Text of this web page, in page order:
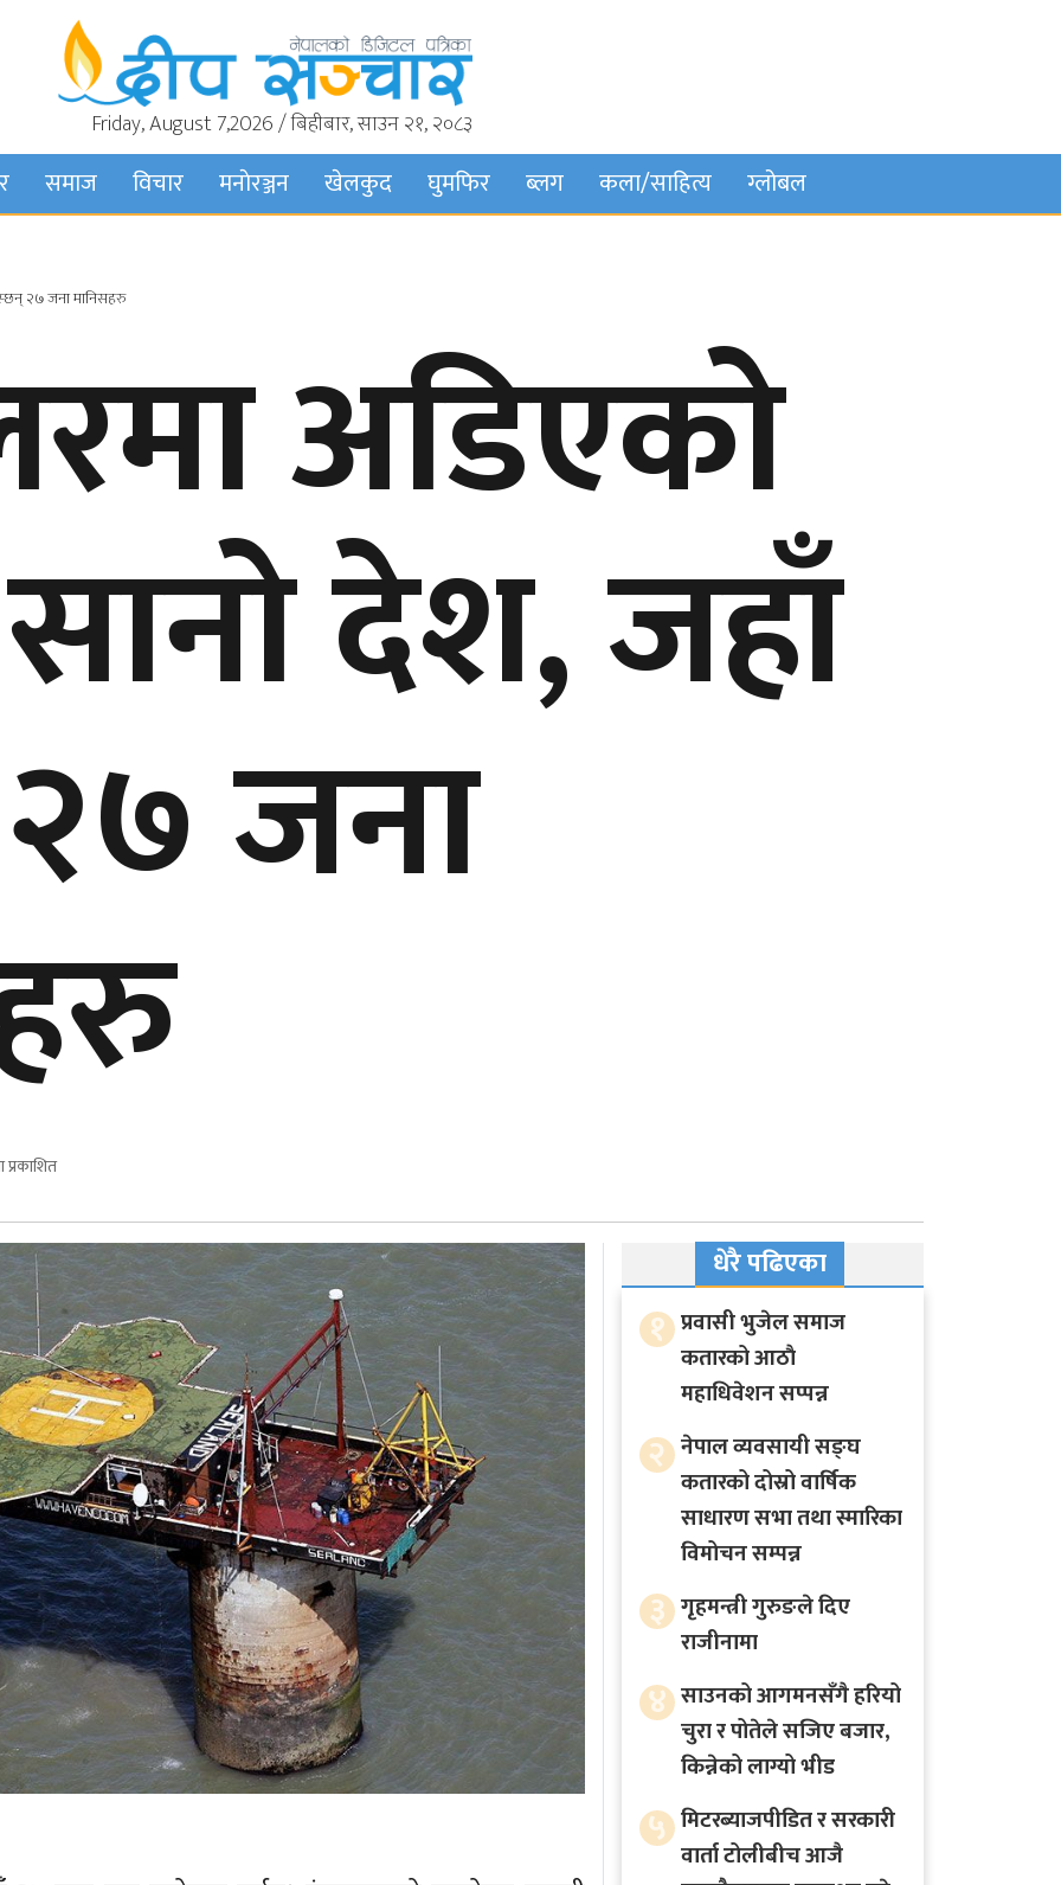
Friday, August 7,2026 / बिहीबार, साउन २१, २०८३
समाज विचार मनाेरञ्जन खेलकुद घुमफिर ब्लग कला/साहित्य ग्लोबल
२७ जना मानिसहरु
अडिएको
देश, जहाँ
जना
धेरै पढिएका
१ प्रवासी भुजेल समाज
कतारको आठाै
महाधिवेशन सप्पन्न
२ नेपाल व्यवसायी सङ्घ
कतारको दोस्रो वार्षिक
साधारण सभा तथा स्मारिका
विमोचन सम्पन्न
३ गृहमन्त्री गुरुङले दिए
राजीनामा
४ साउनको आगमनसँगै हरियो
चुरा र पोतेले सजिए बजार,
किन्नेको लाग्यो भीड
५ मिटरब्याजपीडित र सरकारी
वार्ता टोलीबीच आजै